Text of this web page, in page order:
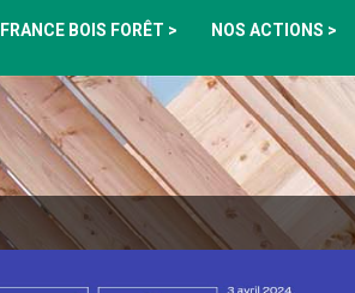
FRANCE BOIS FORÊT > NOS ACTIONS >